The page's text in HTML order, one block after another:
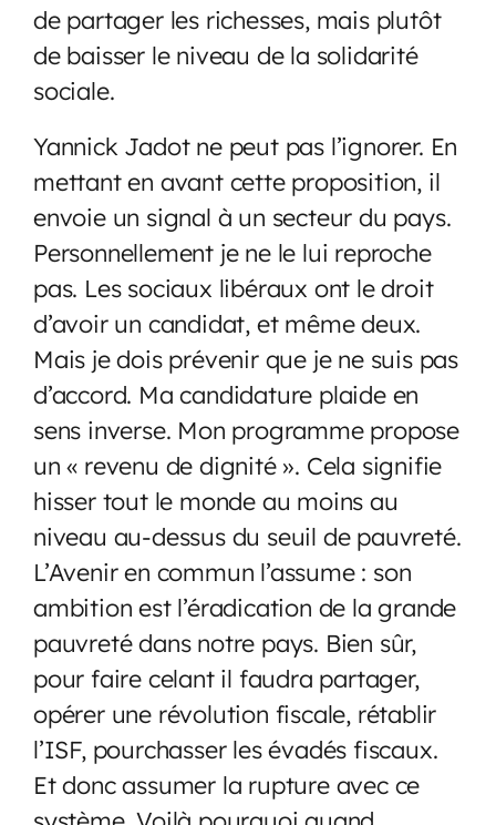
de partager les richesses, mais plutôt
de baisser le niveau de la solidarité
sociale.
Yannick Jadot ne peut pas l’ignorer. En
mettant en avant cette proposition, il
envoie un signal à un secteur du pays.
Personnellement je ne le lui reproche
pas. Les sociaux libéraux ont le droit
d’avoir un candidat, et même deux.
Mais je dois prévenir que je ne suis pas
d’accord. Ma candidature plaide en
sens inverse. Mon programme propose
un « revenu de dignité ». Cela signifie
hisser tout le monde au moins au
niveau au-dessus du seuil de pauvreté.
L’Avenir en commun l’assume : son
ambition est l’éradication de la grande
pauvreté dans notre pays. Bien sûr,
pour faire celant il faudra partager,
opérer une révolution fiscale, rétablir
l’ISF, pourchasser les évadés fiscaux.
Et donc assumer la rupture avec ce